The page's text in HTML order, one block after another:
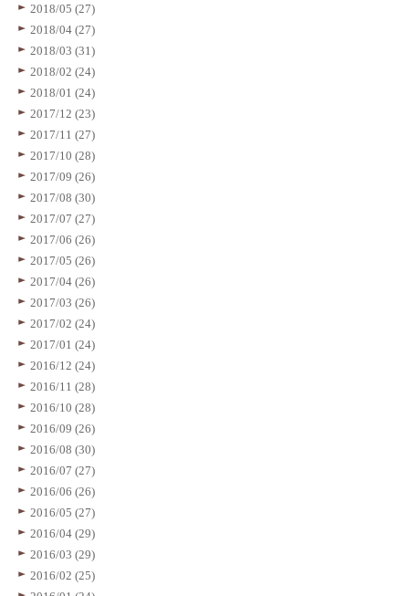
2018/05 (27)
2018/04 (27)
2018/03 (31)
2018/02 (24)
2018/01 (24)
2017/12 (23)
2017/11 (27)
2017/10 (28)
2017/09 (26)
2017/08 (30)
2017/07 (27)
2017/06 (26)
2017/05 (26)
2017/04 (26)
2017/03 (26)
2017/02 (24)
2017/01 (24)
2016/12 (24)
2016/11 (28)
2016/10 (28)
2016/09 (26)
2016/08 (30)
2016/07 (27)
2016/06 (26)
2016/05 (27)
2016/04 (29)
2016/03 (29)
2016/02 (25)